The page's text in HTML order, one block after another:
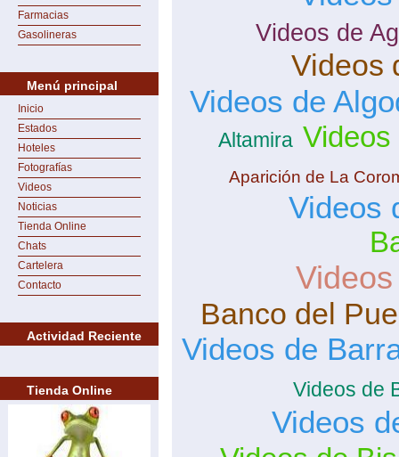
Farmacias
Gasolineras
Menú principal
Inicio
Estados
Hoteles
Fotografías
Videos
Noticias
Tienda Online
Chats
Cartelera
Contacto
Actividad Reciente
Tienda Online
Videos de
Videos
Videos de
Altamira Videos
Aparición de La
Videos
Banco del
Videos de
Videos de
Videos